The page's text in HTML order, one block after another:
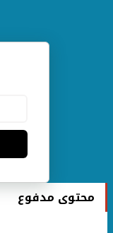
محتوى مدفوع